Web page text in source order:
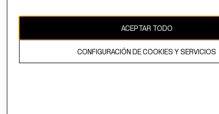
El contenido de esta página web está protegido por copyright y es
propiedad de H&M Hennes & Mauritz AB.ACEPTAR TODO
CONFIGURACIÓN DE COOKIES Y SERVICIOS